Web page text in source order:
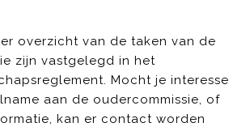
overzicht van de taken van de
zijn vastgelegd in het
Mocht je interesse
aan de oudercommissie, of
kan er contact worden